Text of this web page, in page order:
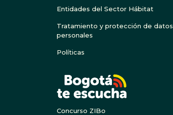
Entidades del Sector Hábitat
Tratamiento y protección de datos
personales
Políticas
Concurso ZIBo